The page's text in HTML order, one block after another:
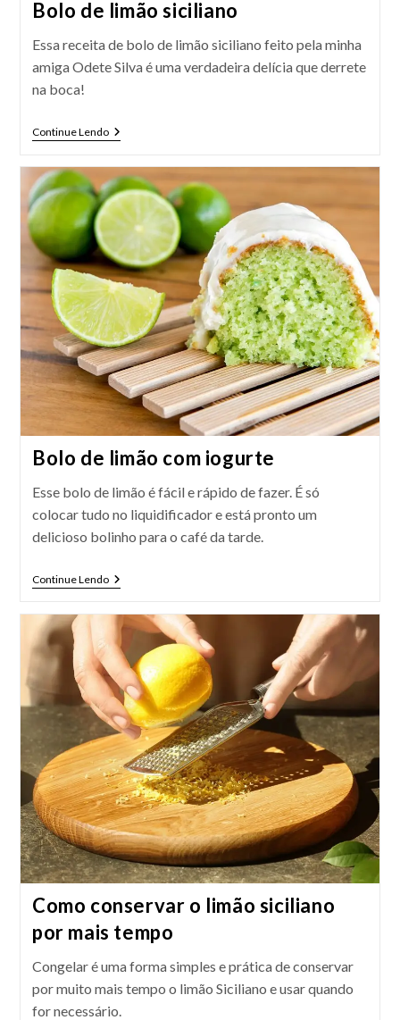
Bolo de limão siciliano
Essa receita de bolo de limão siciliano feito pela minha
amiga Odete Silva é uma verdadeira delícia que derrete
na boca!
Continue LendoBolo
De
Siciliano
Bolo de limão com iogurte
Esse bolo de limão é fácil e rápido de fazer. É só
colocar tudo no liquidificador e está pronto um
delicioso bolinho para o café da tarde.
Continue LendoBolo
De
Com
Iogurte
Como conservar o limão siciliano
por mais tempo
Congelar é uma forma simples e prática de conservar
por muito mais tempo o limão Siciliano e usar quando
for necessário.